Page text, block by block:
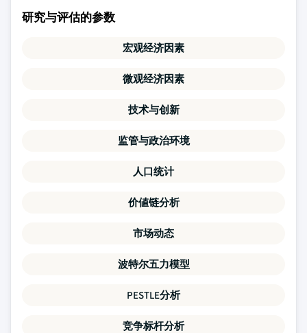
研究与评估的参数
宏观经济因素
微观经济因素
技术与创新
监管与政治环境
人口统计
价値链分析
市场动态
波特尔五力模型
PESTLE分析
竞争标杆分析